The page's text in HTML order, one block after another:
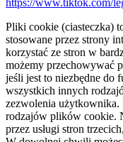
Pliki cookie (ciasteczka)
stosowane przez strony
korzystać ze stron w
możemy przechowywać
jeśli jest to niezbędne do
wszystkich innych
zezwolenia użytkownika.
rodzajów plików cookie.
przez usługi stron